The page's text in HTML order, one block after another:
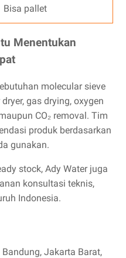
Bisa pallet
Menentukan
molecular sieve
gas drying, oxygen
CO₂ removal. Tim
produk berdasarkan
gunakan.
stock, Ady Water juga
konsultasi teknis,
Indonesia.
Jakarta Barat,